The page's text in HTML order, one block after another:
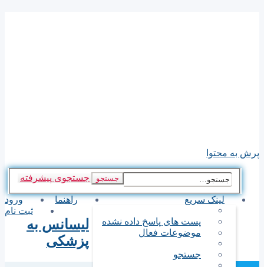
پرش به محتوا
جستجو جستجوی پیشرفته
لینک سریع
پست های پاسخ داده نشده
موضوعات فعال
جستجو
راهنما
ورود
ثبت نام
لیسانس به
پزشکی